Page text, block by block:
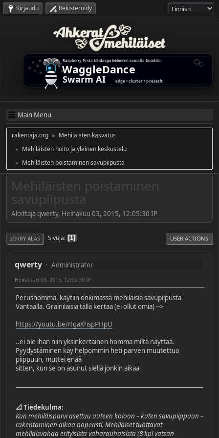
Kirjaudu Rekisteröidy
Main Menu
rakentaja.org ► Mehiläisten kasvatus
► Mehiläisten hoito ja yleinen keskustelu
► Mehiläisten poistaminen savupiipusta
Mehiläisten poistaminen
savupiipusta
Aloittaja qwerty, Heinäkuu 03, 2015, 12:05:30 IP
SIIRRY ALAS Sivuja 1 USER ACTIONS
qwerty Administrator
Heinäkuu 03, 2015, 12:05:30 IP
Perushomma, käytiin onkimassa mehiläisiä savupiipusta
Vantaalla. Grainilaisia tällä kertaa (ei ollut omia) -->
https://youtu.be/HgaXhspPHpU
..ei ole ihan niin yksinkertainen homma miltä näyttää.
Pyydystäminen käy helpommin heti parven muutettua
piippuun, muttei enää
sitten, kun se on asunut siellä jonkin aikaa.
📐 Tiedekulma:
Kun mehiläisparvi asettuu uuteen koloon – kuten savupiippuun –
rakentaminen alkaa nopeasti. Mehiläiset tuottavat
mehiläisvahaa erityisistä vaharauhaisista (8 kpl vatsan